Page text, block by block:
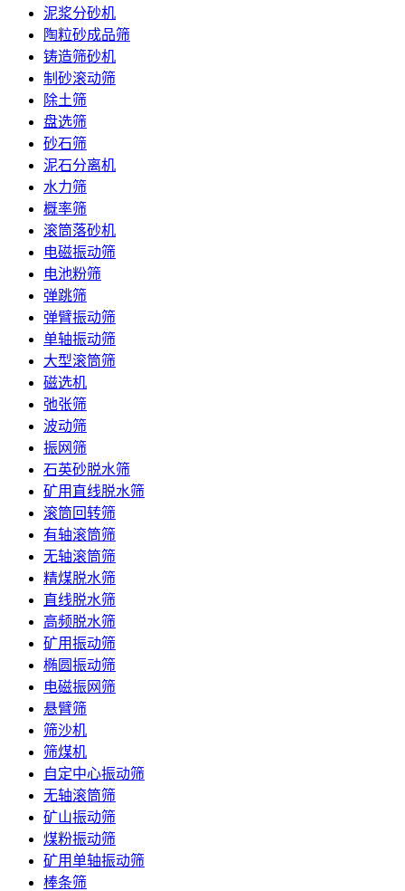
泥浆分砂机
陶粒砂成品筛
铸造筛砂机
制砂滚动筛
除土筛
盘选筛
砂石筛
泥石分离机
水力筛
概率筛
滚筒落砂机
电磁振动筛
电池粉筛
弹跳筛
弹臂振动筛
单轴振动筛
大型滚筒筛
磁选机
弛张筛
波动筛
振网筛
石英砂脱水筛
矿用直线脱水筛
滚筒回转筛
有轴滚筒筛
无轴滚筒筛
精煤脱水筛
直线脱水筛
高频脱水筛
矿用振动筛
椭圆振动筛
电磁振网筛
悬臂筛
筛沙机
筛煤机
自定中心振动筛
无轴滚筒筛
矿山振动筛
煤粉振动筛
矿用单轴振动筛
棒条筛